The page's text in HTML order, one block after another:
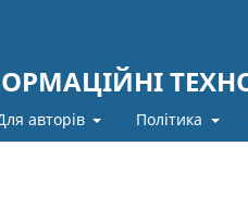
авторів Політика